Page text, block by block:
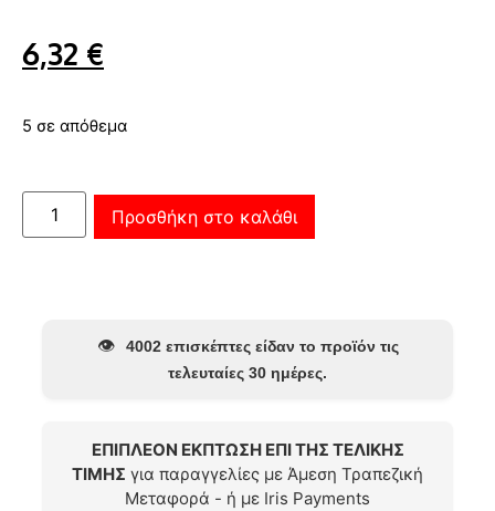
6,32 €
5 σε απόθεμα
Προσθήκη στο καλάθι
👁️
4002 επισκέπτες είδαν το προϊόν τις
τελευταίες 30 ημέρες.
ΕΠΙΠΛΕΟΝ ΕΚΠΤΩΣΗ ΕΠΙ ΤΗΣ ΤΕΛΙΚΗΣ
ΤΙΜΗΣ για παραγγελίες με Άμεση Τραπεζική
Μεταφορά - ή με Iris Payments